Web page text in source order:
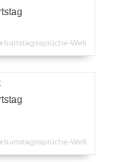
Welt
Welt